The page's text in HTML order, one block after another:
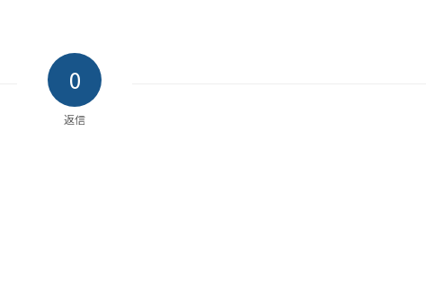
0
返信